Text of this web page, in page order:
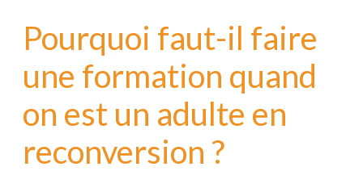
Webitech
EIMP
Pourquoi faut-il faire
une formation quand
on est un adulte en
reconversion ?